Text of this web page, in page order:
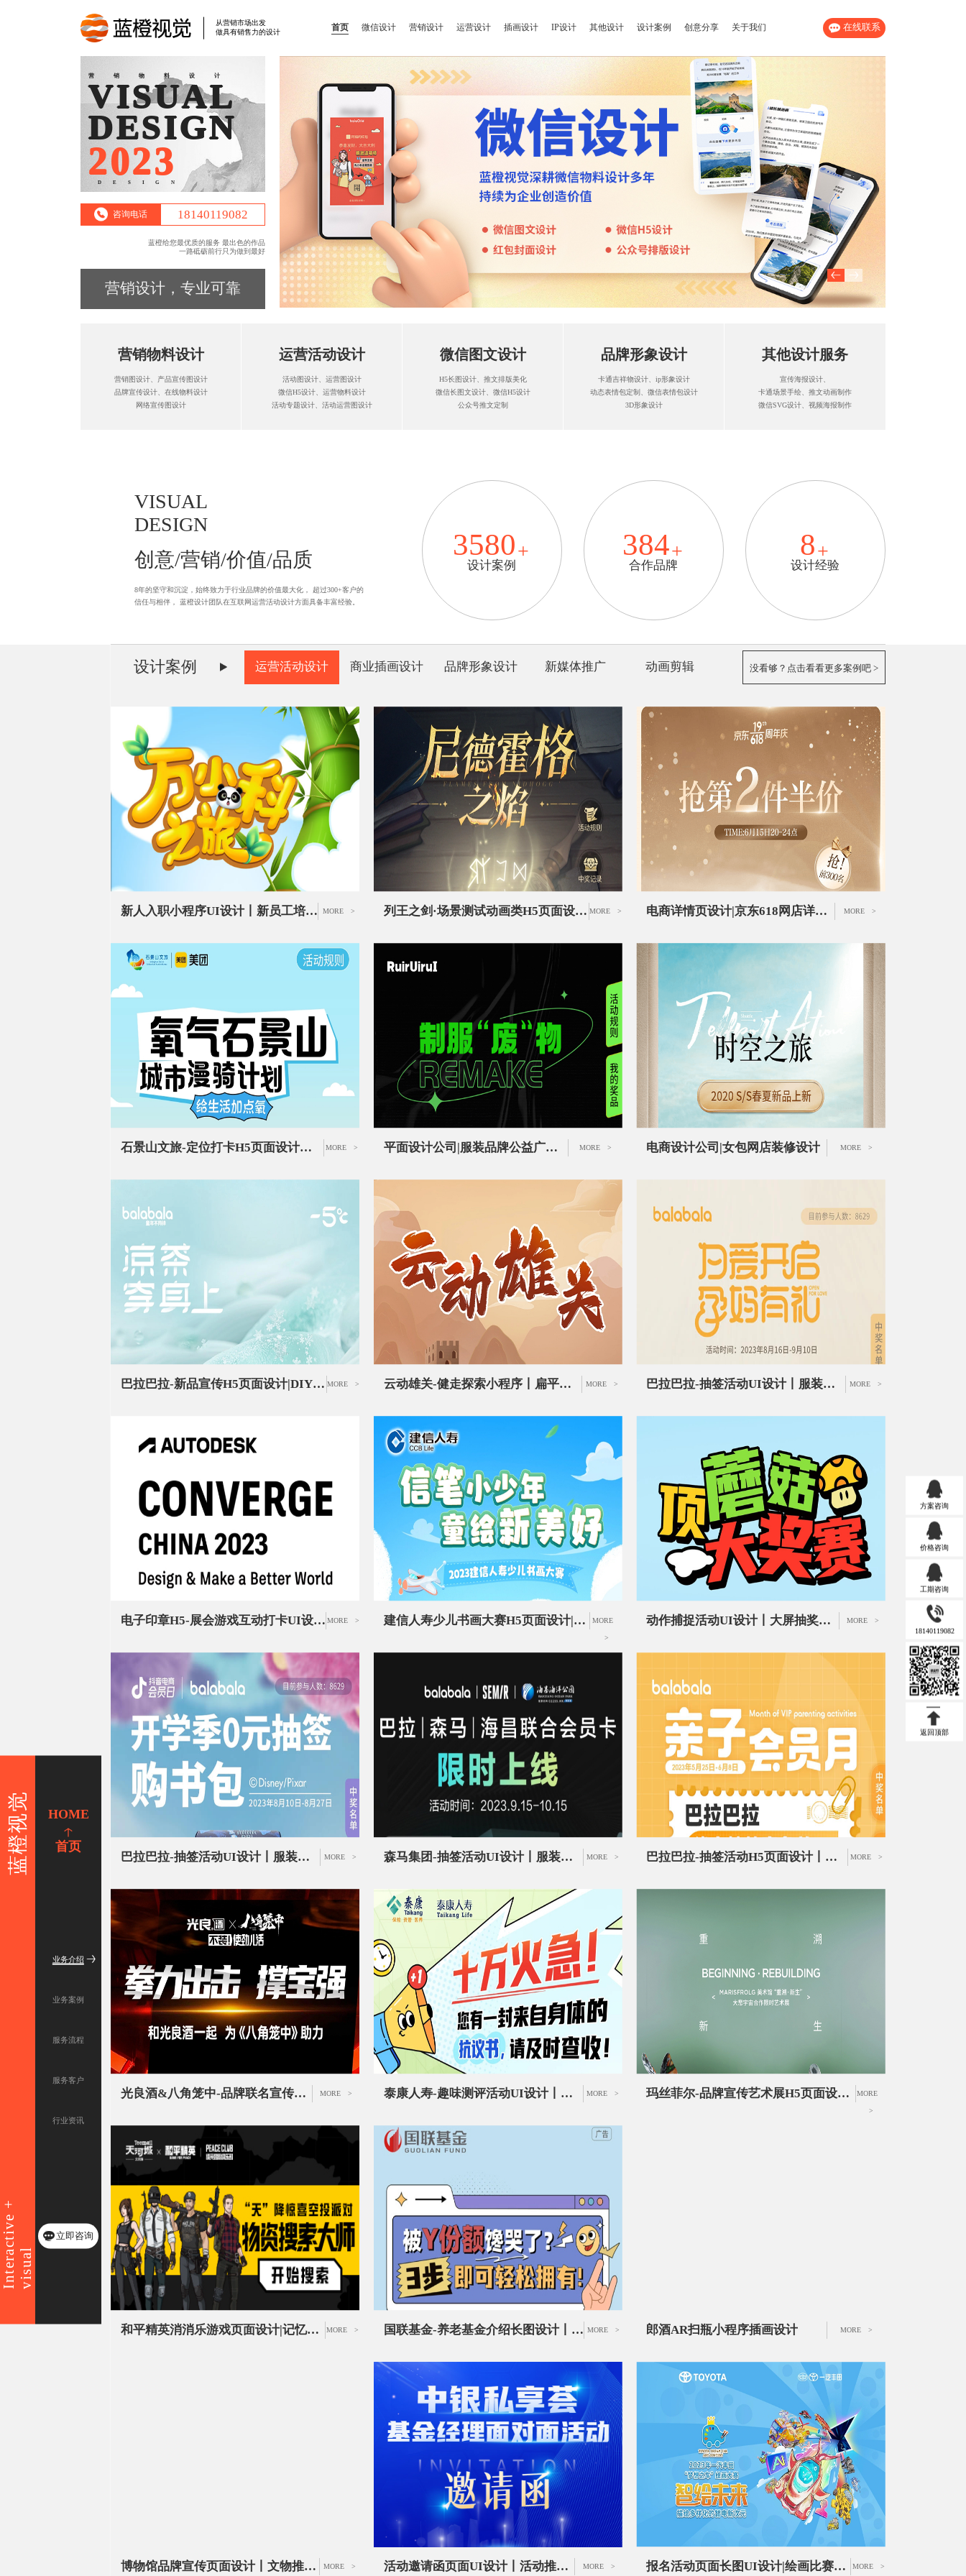
从营销市场出发
做具有销售力的设计
首页 微信设计 营销设计 运营设计 插画设计 IP设计 其他设计 设计案例 创意分享 关于我们 在线联系
营销物料设计
VISUAL
DESIGN
2023
DESIGN
咨询电话 18140119082
蓝橙给您最优质的服务 最出色的作品
一路砥砺前行只为做到最好
营销设计，专业可靠
营销物料设计
营销图设计、产品宣传图设计
品牌宣传设计、在线物料设计
网络宣传图设计
运营活动设计
活动图设计、运营图设计
微信H5设计、运营物料设计
活动专题设计、活动运营图设计
微信图文设计
H5长图设计、推文排版美化
微信长图文设计、微信H5设计
公众号推文定制
品牌形象设计
卡通吉祥物设计、ip形象设计
动态表情包定制、微信表情包设计
3D形象设计
其他设计服务
宣传海报设计、
卡通场景手绘、推文动画制作
微信SVG设计、视频海报制作
蓝橙视觉
Interactive +visual
HOME
首页
业务介绍
业务案例
服务流程
服务客户
行业资讯
立即咨询
方案咨询
价格咨询
工期咨询
18140119082
返回顶部
VISUAL
DESIGN
创意/营销/价值/品质
8年的坚守和沉淀，始终致力于行业品牌的价值最大化， 超过300+客户的
信任与相伴， 蓝橙设计团队在互联网运营活动设计方面具备丰富经验。
3580
设计案例
384
合作品牌
8
设计经验
设计案例 运营活动设计 商业插画设计 品牌形象设计 新媒体推广 动画剪辑 没看够？点击看看更多案例吧 >
新人入职小程序UI设计丨新员工培训小程序页面设计 MORE > 列王之剑·场景测试动画类H5页面设计丨独立游戏推广H5活动UI设计 MORE > 电商详情页设计|京东618网店详情页设计 MORE >
石景山文旅-定位打卡H5页面设计丨户外骑行打卡活动页面设计 MORE > 平面设计公司|服装品牌公益广告设计 MORE > 电商设计公司|女包网店装修设计 MORE >
巴拉巴拉-新品宣传H5页面设计|DIY活动UI设计|服装品牌推广UI设计 MORE > 云动雄关-健走探索小程序丨扁平插画小程序页面设计 MORE > 巴拉巴拉-抽签活动UI设计丨服装品牌宣传活动页面设计 MORE >
电子印章H5-展会游戏互动打卡UI设计丨现场互动游戏合集页面合集 MORE > 建信人寿少儿书画大赛H5页面设计|手绘插画设计|作品征集活动UI设计 MORE
>
动作捕捉活动UI设计丨大屏抽奖互动页面设计 MORE >
巴拉巴拉-抽签活动UI设计丨服装品牌推广活动页面设计 MORE > 森马集团-抽签活动UI设计丨服装品牌推广活动页面设计 MORE > 巴拉巴拉-抽签活动H5页面设计丨服装品牌推广活动UI设计 MORE >
光良酒&八角笼中-品牌联名宣传活动UI设计 MORE > 泰康人寿-趣味测评活动UI设计丨保险服务长图页面设计 MORE > 玛丝菲尔-品牌宣传艺术展H5页面设计|3D视频UI设计|服装新品宣传活动UI设计 MORE
>
和平精英消消乐游戏页面设计|记忆卡牌游戏UI设计|H5游戏UI设计 MORE > 国联基金-养老基金介绍长图设计丨基金产品推广长图设计 MORE > 郎酒AR扫瓶小程序插画设计 MORE >
博物馆品牌宣传页面设计丨文物推广互动游戏页面设计 MORE > 活动邀请函页面UI设计丨活动推广海报设计 MORE > 报名活动页面长图UI设计|绘画比赛UI设计|作品征集比赛页面设计 MORE >